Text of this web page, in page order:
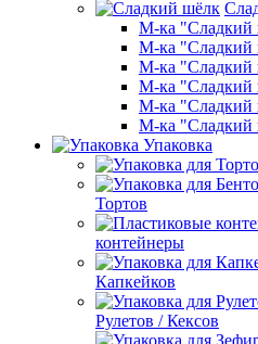
М-ка "Сладкий
М-ка "Сладкий
М-ка "Сладкий
М-ка "Сладкий
М-ка "Сладкий
М-ка "Сладкий
Упаковка
Тортов
контейнеры
Капкейков
Рулетов / Кексов